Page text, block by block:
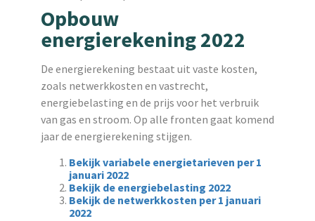
Opbouw
energierekening 2022
De energierekening bestaat uit vaste kosten,
zoals netwerkkosten en vastrecht,
energiebelasting en de prijs voor het verbruik
van gas en stroom. Op alle fronten gaat komend
jaar de energierekening stijgen.
Bekijk variabele energietarieven per 1
januari 2022
Bekijk de energiebelasting 2022
Bekijk de netwerkkosten per 1 januari
2022